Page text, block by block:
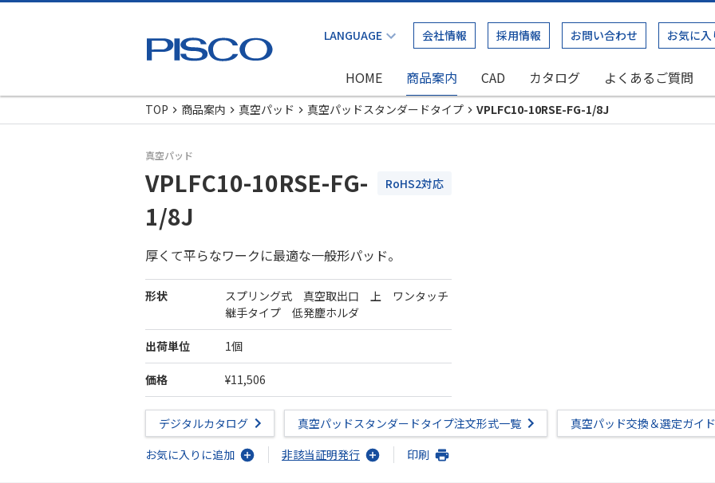
会社情報 採用情報 お問い合わせ お気に入
HOME 商品案内 CAD カタログ よくあるご質問
TOP
商品案内 真空パッド 真空パッドスタンダードタイプ VPLFC10-10RSE-FG-1/8J
真空パッド
VPLFC10-10RSE-FG-
1/8J
RoHS2対応
厚くて平らなワークに最適な一般形パッド。
形状
スプリング式 真空取出口 上 ワンタッチ
継手タイプ 低発塵ホルダ
出荷単位 1個
価格 ¥11,506
デジタルカタログ 真空パッドスタンダードタイプ注文形式一覧
真空パッド交換＆選定ガイド
お気に入りに追加
非該当証明発行 印刷